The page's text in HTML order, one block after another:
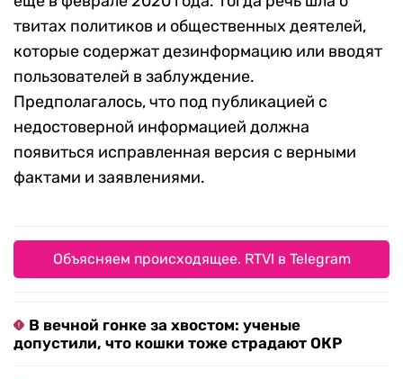
твитах политиков и общественных деятелей,
которые содержат дезинформацию или вводят
пользователей в заблуждение.
Предполагалось, что под публикацией с
недостоверной информацией должна
появиться исправленная версия с верными
фактами и заявлениями.
Объясняем происходящее. RTVI в Telegram
В вечной гонке за хвостом: ученые
допустили, что кошки тоже страдают ОКР